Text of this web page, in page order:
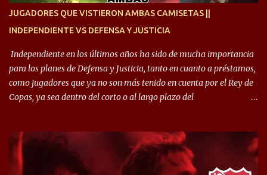
JUGADORES QUE VISTIERON AMBAS CAMISETAS ||
INDEPENDIENTE VS DEFENSA Y JUSTICIA
Independiente en los últimos años ha sido de mucha importancia
para los planes de Defensa y Justicia, tanto en cuanto a préstamos,
como jugadores que ya no son más tenido en cuenta por el Rey de
Copas, ya sea dentro del corto o al largo plazo del
Halcón de Varela, como lo es Brian Romero, quien paso a
préstamo allí durante el último mercado de pases y ha rendido de
gran manera, convirtiendo goles importantes, sobre todo en la